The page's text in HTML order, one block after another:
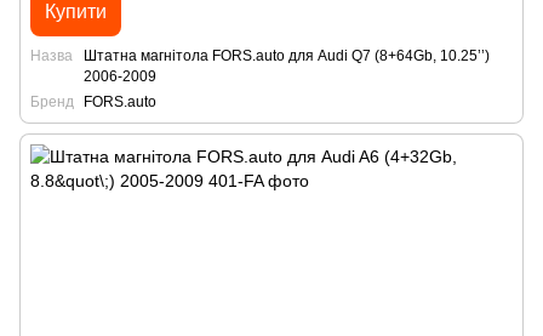
Купити
Назва
Штатна магнітола FORS.auto для Audi Q7 (8+64Gb, 10.25’’)
2006-2009
Бренд
FORS.auto